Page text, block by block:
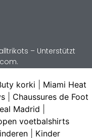
– Unterstützt
korki
Miami Heat
Chaussures de Foot
Madrid
voetbalshirts
Kinder